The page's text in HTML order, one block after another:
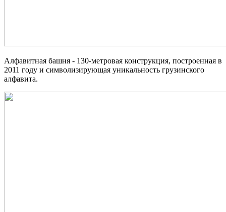
Алфавитная башня - 130-метровая конструкция, построенная в
2011 году и символизирующая уникальность грузинского
алфавита.